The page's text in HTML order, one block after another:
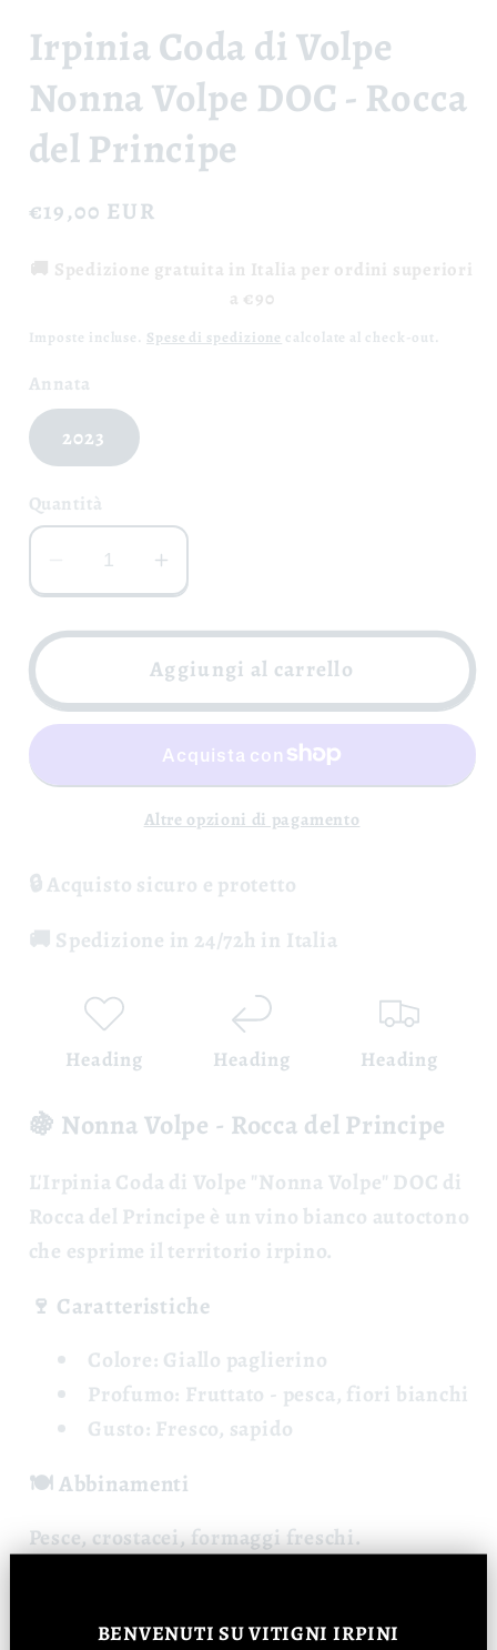
in
finestra
Irpinia Coda di Volpe
Nonna Volpe DOC - Rocca
del Principe
Prezzo
listino
€19,00 EUR
🚚 Spedizione gratuita in Italia per ordini superiori
a €90
Imposte incluse. Spese di spedizione calcolate al check-out.
Annata
2023
Quantità
Diminuisci
quantità
per
Coda
di
Nonna
-
Rocca
del
Aumenta
quantità
per
Irpinia
di
Volpe
Nonna
Volpe
Rocca
del
Aggiungi al carrello
Altre opzioni di pagamento
🔒 Acquisto sicuro e protetto
🚚 Spedizione in 24/72h in Italia
Heading Heading Heading
🍇 Nonna Volpe - Rocca del Principe
L'Irpinia Coda di Volpe "Nonna Volpe" DOC di
Rocca del Principe è un vino bianco autoctono
che esprime il territorio irpino.
🍷 Caratteristiche
Colore: Giallo paglierino
Profumo: Fruttato - pesca, fiori bianchi
Gusto: Fresco, sapido
🍽️ Abbinamenti
Pesce, crostacei, formaggi freschi.
BENVENUTI SU VITIGNI IRPINI